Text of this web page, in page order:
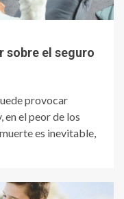
sobre el seguro
provocar
en el peor de los
es inevitable,